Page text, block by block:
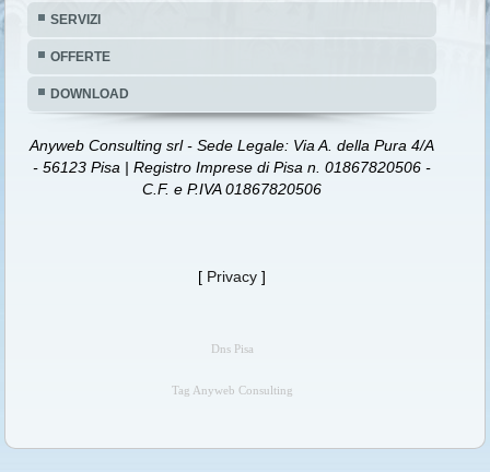
SERVIZI
OFFERTE
DOWNLOAD
Anyweb Consulting srl - Sede Legale: Via A. della Pura 4/A
- 56123 Pisa | Registro Imprese di Pisa n. 01867820506 -
C.F. e P.IVA 01867820506
[ Privacy ]
Dns Pisa
Tag Anyweb Consulting